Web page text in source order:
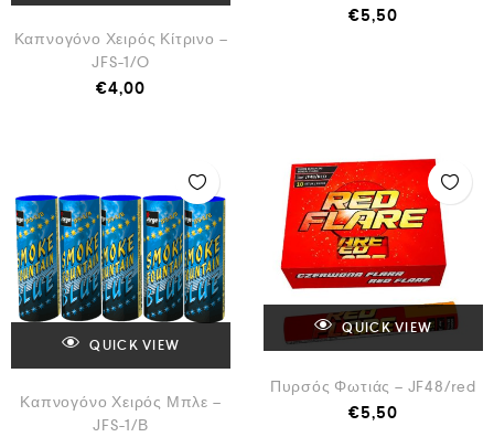
Καπνογόνο Χειρός Κίτρινο –
JFS-1/O
€4,00
€5,50
QUICK VIEW
Καπνογόνο Χειρός Μπλε –
JFS-1/Β
QUICK VIEW
Πυρσός Φωτιάς – JF48/red
€5,50